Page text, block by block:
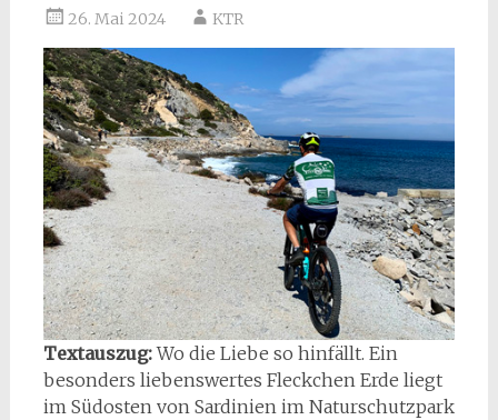
26. Mai 2024 KTR
Textauszug:Wo die Liebe so hinfällt. Ein
besonders liebenswertes Fleckchen Erde liegt
im Südosten von Sardinien im Naturschutzpark